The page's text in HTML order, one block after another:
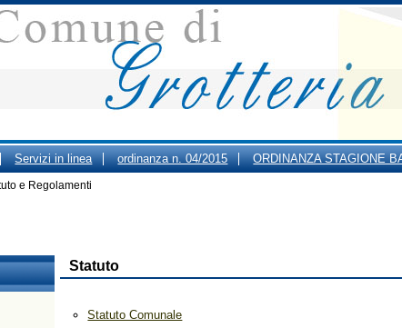
Servizi in linea ordinanza n. 04/2015 ORDINANZA STAGIONE
Beni confiscati
e Regolamenti
Statuto
Statuto Comunale